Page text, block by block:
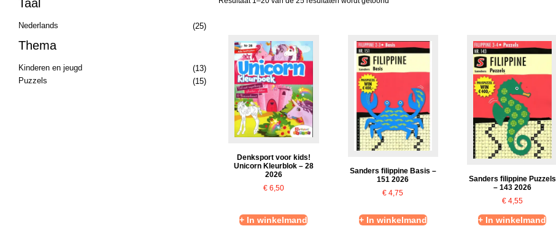
Taal
Nederlands (25)
Thema
Kinderen en jeugd
(13)
Puzzels
(15)
Denksport voor kids!
Unicorn Kleurblok – 28
2026
€6,50
+ In winkelmand
Sanders filippine Basis –
151 2026
€ 4,75
+ In winkelmand
Sanders filippine Puzzels
– 143 2026
€4,55
+ In winkelmand